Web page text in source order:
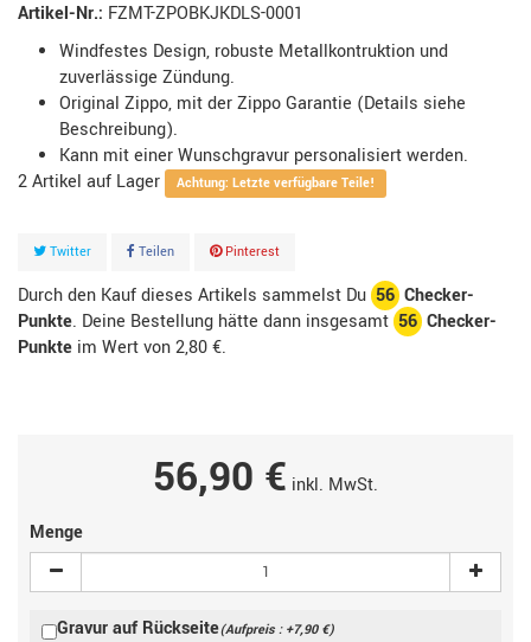
Artikel-Nr.: FZMT-ZPOBKJKDLS-0001
Windfestes Design, robuste Metallkontruktion und
zuverlässige Zündung.
Original Zippo, mit der Zippo Garantie (Details siehe
Beschreibung).
Kann mit einer Wunschgravur personalisiert werden.
2Artikel Achtung: Letzte verfügbare Teile!
Twitter Teilen Pinterest
Durch den Kauf dieses Artikels sammelst Du 56 Checker-
Punkte. Deine Bestellung hätte dann insgesamt 56 Checker-
Punkte im Wert von2,80 €.
56,90 € inkl. MwSt.
Menge
Gravur auf Rückseite(Aufpreis : +7,90 €)